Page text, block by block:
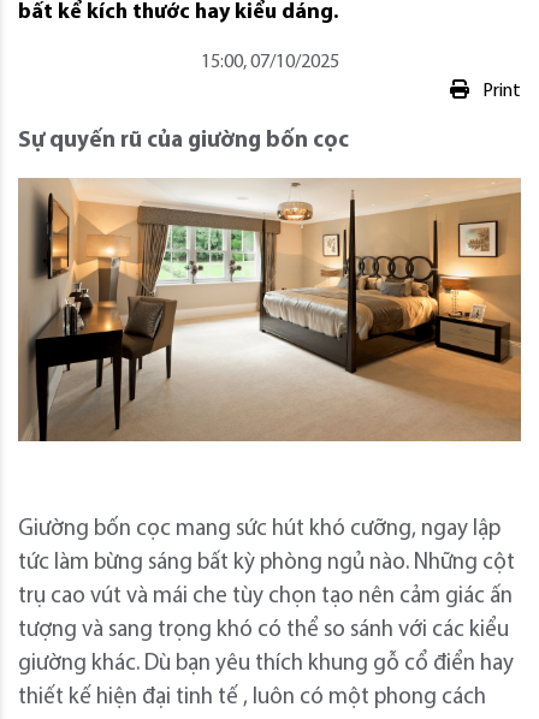
bất kể kích thước hay kiểu dáng.
15:00, 07/10/2025
Print
Sự quyến rũ của giường bốn cọc
Giường bốn cọc mang sức hút khó cưỡng, ngay lập
tức làm bừng sáng bất kỳ phòng ngủ nào. Những cột
trụ cao vút và mái che tùy chọn tạo nên cảm giác ấn
tượng và sang trọng khó có thể so sánh với các kiểu
giường khác. Dù bạn yêu thích khung gỗ cổ điển hay
thiết kế hiện đại tinh tế , luôn có một phong cách